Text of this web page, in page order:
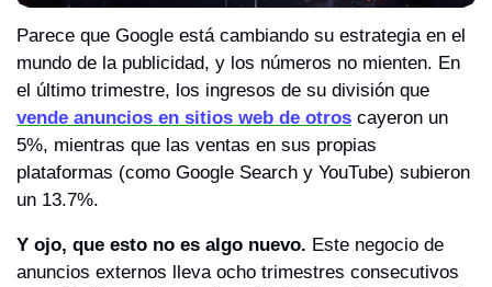
Parece que Google está cambiando su estrategia en el
mundo de la publicidad, y los números no mienten. En
vende anuncios en sitios web de otros cayeron un
5%, mientras que las ventas en sus propias
plataformas (como Google Search y YouTube) subieron
un 13.7%.
Y ojo, que esto no es algo nuevo. Este negocio de
anuncios externos lleva ocho trimestres consecutivos